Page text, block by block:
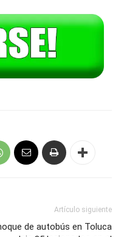
Artículo siguiente
de autobús en Toluca